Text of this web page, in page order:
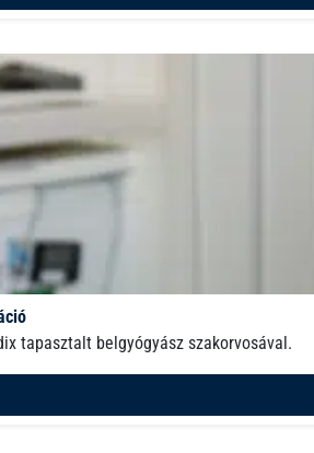
tapasztalt belgyógyász szakorvosával.